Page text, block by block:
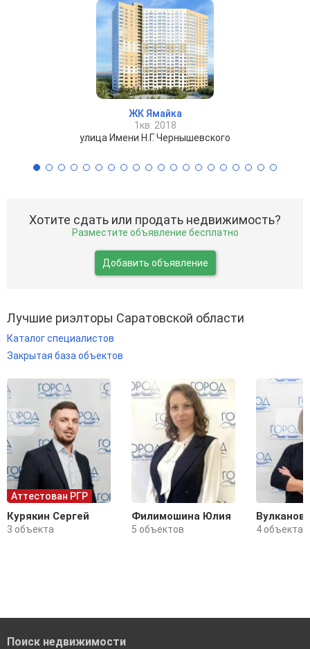
ЖК Ямайка
1кв. 2018
улица Имени Н.Г. Чернышевского
Хотите сдать или продать недвижимость?
Разместите объявление бесплатно
Добавить объявление
Лучшие риэлторы Саратовской области
Каталог специалистов
Закрытая база объектов
Аттестован РГР
Курякин Сергей
3 объекта
Филимошина Юлия
5 объектов 4 объекта
Поиск недвижимости